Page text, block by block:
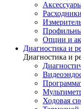
Опции и
Диагностика и
Диагностика и
Ходовая